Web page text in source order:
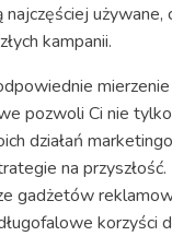
najczęściej
kampanii.
pozwoli Ci nie
działań
na przyszłość.
gadżetów
korzyści